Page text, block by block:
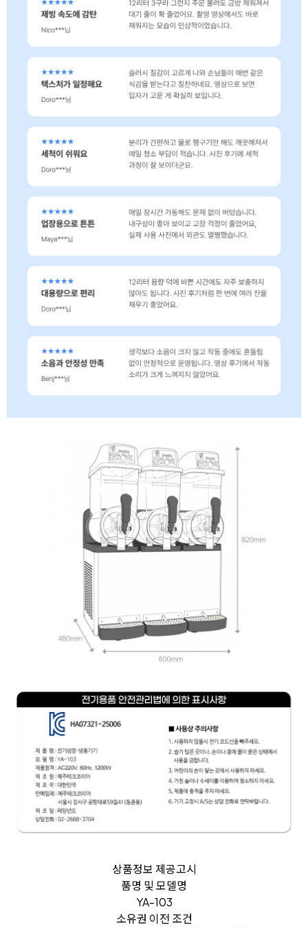
상품정보 제공고시
품명 및 모델명
YA-103
소유권 이전 조건